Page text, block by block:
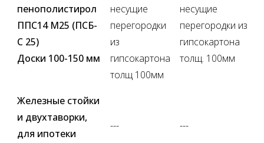
пенополистирол
ППС14 М25 (ПСБ-
С 25)
Доски 100-150 мм
несущие
перегородки
из
гипсокартона
толщ 100мм
несущие
перегородки из
гипсокартона
толщ. 100мм
Железные стойки
и двухтаворки,
для ипотеки
--- ---